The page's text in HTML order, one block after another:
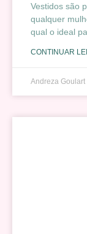
Vestidos são
qualquer
qual o ideal
CONTINUAR
Andreza Goulart